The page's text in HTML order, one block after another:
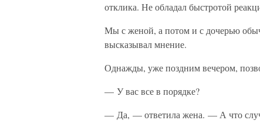
отклика. Не обладал быстротой
Мы с женой, а потом и с дочерью
высказывал мнение.
Однажды, уже поздним вечером,
— У вас все в порядке?
— Да, — ответила жена. — А что